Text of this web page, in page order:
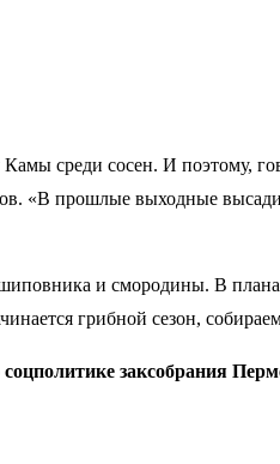
среди сосен. И поэтому,
«В прошлые выходные
и смородины. В
грибной сезон,
заксобрания